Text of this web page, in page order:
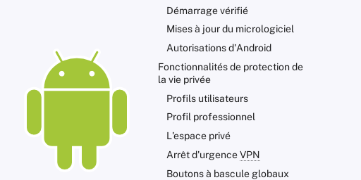
Italiano
Nederlands
中文 (繁體)
中文 (繁體，台灣)
Русский
Démarrage vérifié
Mises à jour du micrologiciel
Autorisations d'Android
Fonctionnalités de protection de
la vie privée
Profils utilisateurs
Profil professionnel
L'espace privé
Arrêt d'urgenceVPN
Boutons à bascule globaux